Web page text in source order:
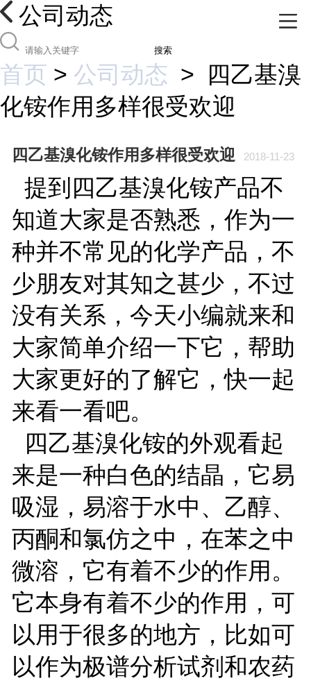
公司动态
搜索
首页 > 公司动态 >
四乙基溴
化铵作用多样很受欢迎
四乙基溴化铵作用多样很受欢迎 2018-11-23
提到四乙基溴化铵产品不
知道大家是否熟悉，作为一
种并不常见的化学产品，不
少朋友对其知之甚少，不过
没有关系，今天小编就来和
大家简单介绍一下它，帮助
大家更好的了解它，快一起
来看一看吧。
四乙基溴化铵的外观看起
来是一种白色的结晶，它易
吸湿，易溶于水中、乙醇、
丙酮和氯仿之中，在苯之中
微溶，它有着不少的作用。
它本身有着不少的作用，可
以用于很多的地方，比如可
以作为极谱分析试剂和农药